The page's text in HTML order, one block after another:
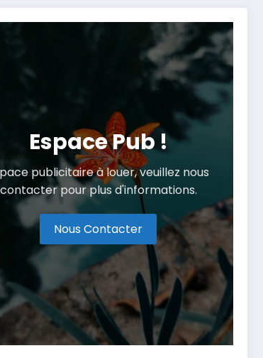
Espace Pub !
publicitaire à louer, veuillez nous
contacter pour plus d'informations.
Nous Contacter